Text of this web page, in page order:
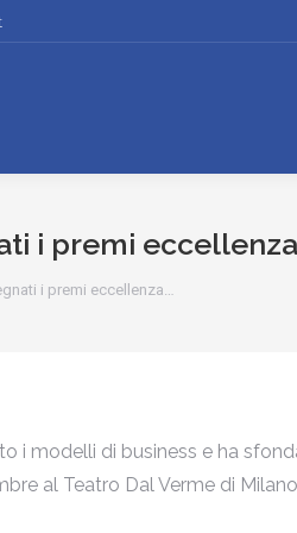
i premi
i premi eccellenza…
i modelli di business e ha
al Teatro Dal Verme di